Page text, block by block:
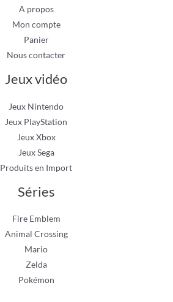
A propos
Mon compte
Panier
Nous contacter
Jeux vidéo
Jeux Nintendo
Jeux PlayStation
Jeux Xbox
Jeux Sega
Produits en Import
Séries
Fire Emblem
Animal Crossing
Mario
Zelda
Pokémon